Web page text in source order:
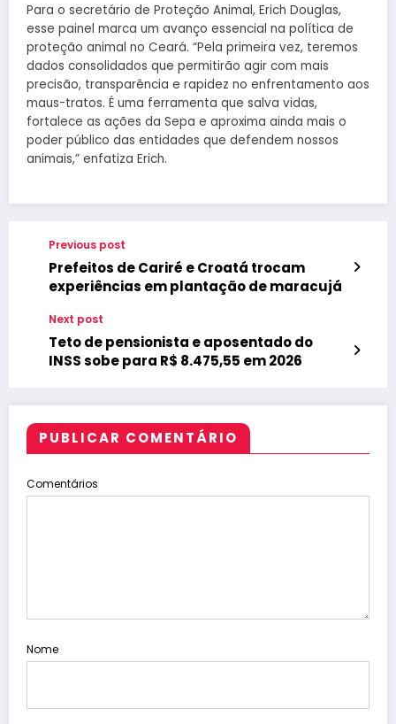
Para o secretário de Proteção Animal, Erich Douglas,
esse painel marca um avanço essencial na política de
proteção animal no Ceará. “Pela primeira vez, teremos
dados consolidados que permitirão agir com mais
precisão, transparência e rapidez no enfrentamento aos
maus-tratos. É uma ferramenta que salva vidas,
fortalece as ações da Sepa e aproxima ainda mais o
poder público das entidades que defendem nossos
animais,” enfatiza Erich.
Previous post
Prefeitos de Cariré e Croatá trocam
experiências em plantação de maracujá
Next post
Teto de pensionista e aposentado do
INSS sobe para R$ 8.475,55 em 2026
PUBLICAR COMENTÁRIO
Comentários
Nome